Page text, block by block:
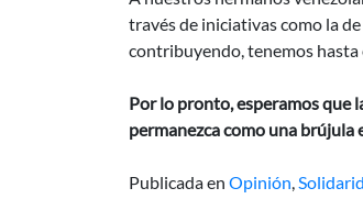
través de iniciativas como la
contribuyendo, tenemos
Por lo pronto, esperamos que
permanezca como una brújula
Publicada en Opinión,